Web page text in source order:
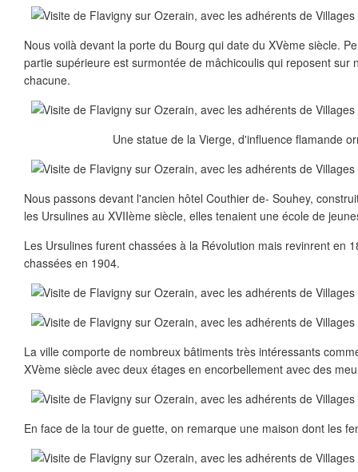
Nous voilà devant la porte du Bourg qui date du XVème siècle.
partie supérieure est surmontée de mâchicoulis qui reposent sur
chacune.
Une statue de la Vierge, d'influence flamande
Nous passons devant l'ancien hôtel Couthier de- Souhey,
les Ursulines au XVIIème siècle, elles tenaient une école de
Les Ursulines furent chassées à la Révolution mais revinrent en
chassées en 1904.
La ville comporte de nombreux bâtiments très intéressants
XVème siècle avec deux étages en encorbellement avec des
En face de la tour de guette, on remarque une maison dont les